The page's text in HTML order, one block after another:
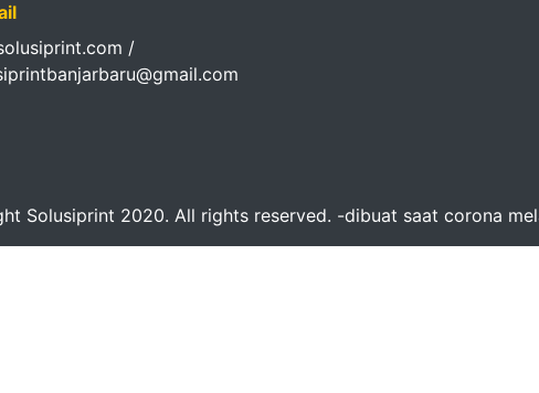
/
Solusiprint 2020. All rights reserved. -dibuat saat corona